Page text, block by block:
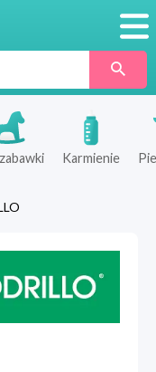
Karmienie